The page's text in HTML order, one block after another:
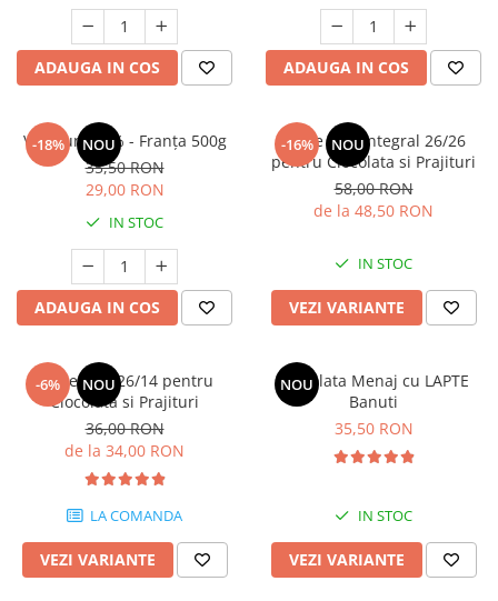
ADAUGA IN COS ADAUGA IN COS
-18% NOU
Voila unt 82% - Franța 500g
35,50 RON
29,00 RON
IN STOC
ADAUGA IN COS
-16% NOU
Lapte Praf Integral 26/26
pentru Ciocolata si Prajituri
58,00 RON
de la 48,50 RON
IN STOC
VEZI VARIANTE
-6% NOU
Lapte Praf 26/14 pentru
Ciocolata si Prajituri
36,00 RON
de la 34,00 RON
LA COMANDA
VEZI VARIANTE
NOU
Ciocolata Menaj cu LAPTE
Banuti
35,50 RON
IN STOC
VEZI VARIANTE